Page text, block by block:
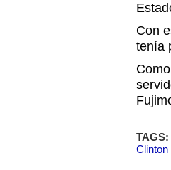
Con
tenía
TAGS:
Clinton